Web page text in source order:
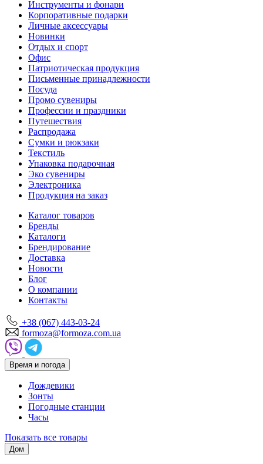
Инструменты и фонари
Корпоративные подарки
Личные аксессуары
Новинки
Отдых и спорт
Офис
Патриотическая продукция
Письменные принадлежности
Посуда
Промо сувениры
Профессии и праздники
Путешествия
Распродажа
Сумки и рюкзаки
Текстиль
Упаковка подарочная
Эко сувениры
Электроника
Продукция на заказ
Каталог товаров
Бренды
Каталоги
Брендирование
Доставка
Новости
Блог
О компании
Контакты
+38 (067) 443-03-24
formoza@formoza.com.ua
Время и погода
Дождевики
Зонты
Погодные станции
Часы
Показать все товары
Дом